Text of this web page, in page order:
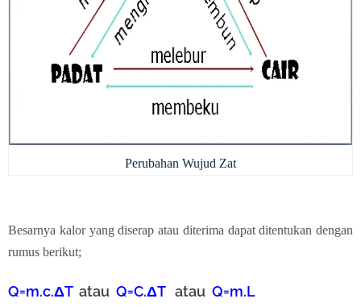
Perubahan Wujud Zat
Besarnya kalor yang diserap atau diterima dapat ditentukan dengan
rumus berikut;
Q=m.c.ΔT atau Q=C.ΔT atau Q=m.L